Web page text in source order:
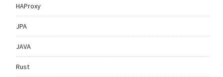
HAProxy
JPA
JAVA
Rust